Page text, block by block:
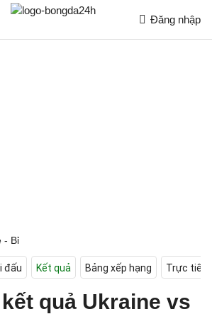
Đăng nhập
- Bỉ
đấu Kết quả Bảng xếp hạng Trực tiếp
quả Ukraine vs